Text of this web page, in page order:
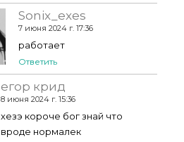
Sonix_exes
7 июня 2024 г. 17:36
работает
Ответить
егор крид
8 июня 2024 г. 15:36
хезэ короче бог знай что
вроде нормалек